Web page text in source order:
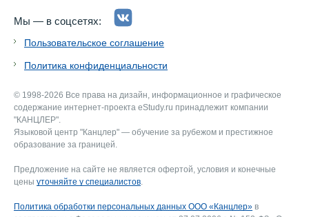
Мы — в соцсетях:
Пользовательское соглашение
Политика конфиденциальности
© 1998-2026 Все права на дизайн, информационное и графическое
содержание интернет-проекта eStudy.ru принадлежит компании
"КАНЦЛЕР".
Языковой центр "Канцлер" — обучение за рубежом и престижное
образование за границей.
Предложение на сайте не является офертой, условия и конечные
цены уточняйте у специалистов.
Политика обработки персональных данных ООО «Канцлер» в